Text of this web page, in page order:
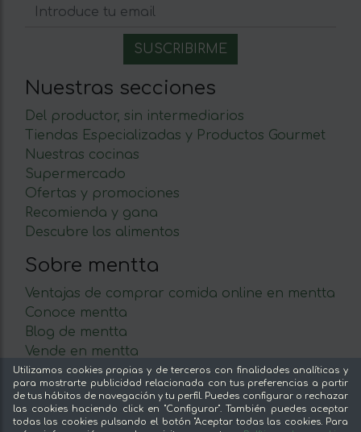
Nuestras secciones
Del productor, sin intermediarios
Tiendas Especializadas y Productos Gourmet
Nuestras cocinas
Supermercado
Ofertas y promociones
Recomienda y gana
Descubre los alimentos
Sobre mentta
Ventajas de comprar comida online en mentta
Conoce mentta
Blog de mentta
Vende en mentta
Fidelización
Preguntas frecuentes
Legal
Utilizamos cookies propias y de terceros con finalidades analíticas y
para mostrarte publicidad relacionada con tus preferencias a partir
de tus hábitos de navegación y tu perfil. Puedes configurar o rechazar
las cookies haciendo click en "Configurar". También puedes aceptar
todas las cookies pulsando el botón "Aceptar todas las cookies. Para